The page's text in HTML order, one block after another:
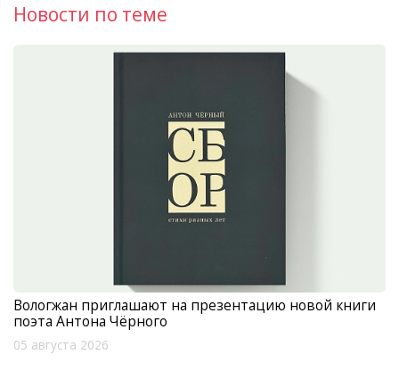
Новости по теме
Вологжан приглашают на презентацию новой книги
поэта Антона Чёрного
05 августа 2026